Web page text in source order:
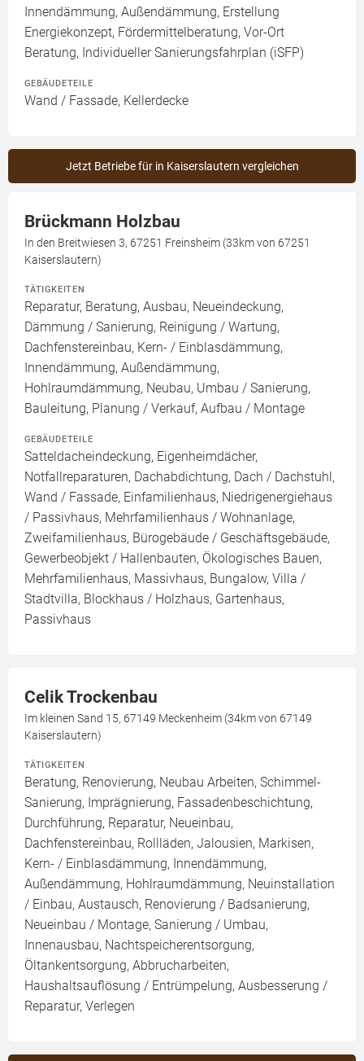
Innendämmung, Außendämmung, Erstellung
Energiekonzept, Fördermittelberatung, Vor-Ort
Beratung, Individueller Sanierungsfahrplan (iSFP)
GEBÄUDETEILE
Wand / Fassade, Kellerdecke
Jetzt Betriebe für in Kaiserslautern vergleichen
Brückmann Holzbau
In den Breitwiesen 3, 67251 Freinsheim (33km von 67251
Kaiserslautern)
TÄTIGKEITEN
Reparatur, Beratung, Ausbau, Neueindeckung,
Dämmung / Sanierung, Reinigung / Wartung,
Dachfenstereinbau, Kern- / Einblasdämmung,
Innendämmung, Außendämmung,
Hohlraumdämmung, Neubau, Umbau / Sanierung,
Bauleitung, Planung / Verkauf, Aufbau / Montage
GEBÄUDETEILE
Satteldacheindeckung, Eigenheimdächer,
Notfallreparaturen, Dachabdichtung, Dach / Dachstuhl,
Wand / Fassade, Einfamilienhaus, Niedrigenergiehaus
/ Passivhaus, Mehrfamilienhaus / Wohnanlage,
Zweifamilienhaus, Bürogebäude / Geschäftsgebäude,
Gewerbeobjekt / Hallenbauten, Ökologisches Bauen,
Mehrfamilienhaus, Massivhaus, Bungalow, Villa /
Stadtvilla, Blockhaus / Holzhaus, Gartenhaus,
Passivhaus
Celik Trockenbau
Im kleinen Sand 15, 67149 Meckenheim (34km von 67149
Kaiserslautern)
TÄTIGKEITEN
Beratung, Renovierung, Neubau Arbeiten, Schimmel-
Sanierung, Imprägnierung, Fassadenbeschichtung,
Durchführung, Reparatur, Neueinbau,
Dachfenstereinbau, Rollläden, Jalousien, Markisen,
Kern- / Einblasdämmung, Innendämmung,
Außendämmung, Hohlraumdämmung, Neuinstallation
/ Einbau, Austausch, Renovierung / Badsanierung,
Neueinbau / Montage, Sanierung / Umbau,
Innenausbau, Nachtspeicherentsorgung,
Öltankentsorgung, Abbrucharbeiten,
Haushaltsauflösung / Entrümpelung, Ausbesserung /
Reparatur, Verlegen